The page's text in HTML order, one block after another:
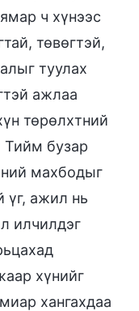
ч хүнээс
төвөгтэй,
туулах
ажлаа
төрөлхтний
Тийм бузар
махбодыг
үг, ажил нь
илчилдэг
хүнийг
хангахдаа